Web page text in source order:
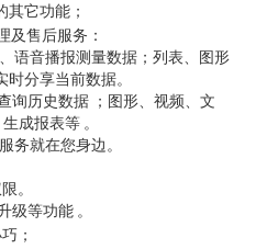
它功能；
及售后服务：
语音播报测量数据；列表、图形
分享当前数据。
询历史数据 ；图形、视频、文
生成报表等 。
务就在您身边。
。
级等功能 。
；